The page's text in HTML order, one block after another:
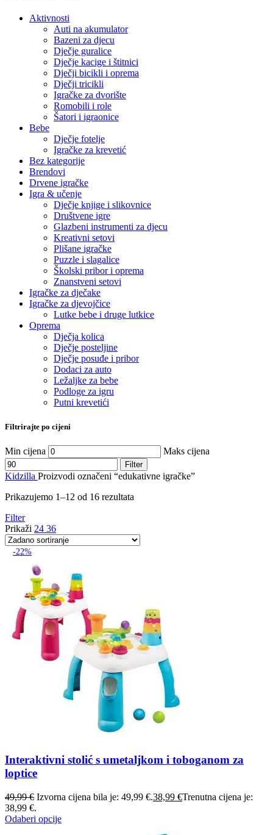
Aktivnosti
Auti na akumulator
Bazeni za djecu
Dječje guralice
Dječje kacige i štitnici
Dječji bicikli i oprema
Dječji tricikli
Igračke za dvorište
Romobili i role
Šatori i igraonice
Bebe
Dječje fotelje
Igračke za krevetić
Bez kategorije
Brendovi
Drvene igračke
Igra & učenje
Dječje knjige i slikovnice
Društvene igre
Glazbeni instrumenti za djecu
Kreativni setovi
Plišane igračke
Puzzle i slagalice
Školski pribor i oprema
Znanstveni setovi
Igračke za dječake
Igračke za djevojčice
Lutke bebe i druge lutkice
Oprema
Dječja kolica
Dječje posteljine
Dječje posuđe i pribor
Dodaci za auto
Ležaljke za bebe
Podloge za igru
Putni krevetići
Filtrirajte po cijeni
Min cijena Maks cijena
Filter
Kidzilla Proizvodi označeni “edukativne igračke”
Prikazujemo 1–12 od 16 rezultata
Filter
Prikaži 24 36
-22%
Interaktivni stolić s umetaljkom i toboganom za
loptice
49,99€ Izvorna cijena bila je: 49,99 €.38,99 €Trenutna cijena je:
38,99 €.
Odaberi opcije